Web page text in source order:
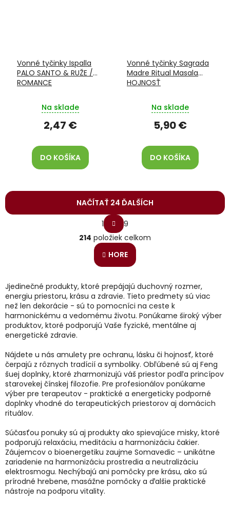
Vonné tyčinky Ispalla
PALO SANTO & RUŽE /
ROMANCE
Na sklade
2,47 €
DO KOŠÍKA
Vonné tyčinky Sagrada
Madre Ritual Masala
HOJNOSŤ
Na sklade
5,90 €
DO KOŠÍKA
O
v
l
a
c
i
e
p
r
k
y
v
ý
p
i
s
NAČÍTAŤ 24 ĎALŠÍCH
S
t
r
á
n
o
a
n
i
e
1
9
214 položiek celkom
HORE
Jjedinečné produkty, ktoré prepájajú duchovný rozmer,
energiu priestoru, krásu a zdravie. Tieto predmety sú viac
než len dekorácie - sú to pomocníci na ceste k
harmonickému a vedomému životu. Ponúkame široký výber
produktov, ktoré podporujú Vaše fyzické, mentálne aj
energetické zdravie.
Nájdete u nás amulety pre ochranu, lásku či hojnosť, ktoré
čerpajú z rôznych tradícií a symboliky. Obľúbené sú aj Feng
šuej doplnky, ktoré zharmonizujú váš priestor podľa princípov
starovekej čínskej filozofie. Pre profesionálov ponúkame
výber pre terapeutov - praktické a energeticky podporné
doplnky vhodné do terapeutických priestorov aj domácich
rituálov.
Súčasťou ponuky sú aj produkty ako spievajúce misky, ktoré
podporujú relaxáciu, meditáciu a harmonizáciu čakier.
Záujemcov o bioenergetiku zaujme Somavedic – unikátne
zariadenie na harmonizáciu prostredia a neutralizáciu
elektrosmogu. Nechýbajú ani pomôcky pre krásu, ako sú
prírodné hrebene, masážne pomôcky a ďalšie praktické
nástroje na podporu vitality.